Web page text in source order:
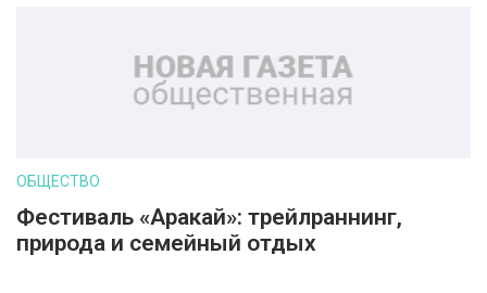
ОБЩЕСТВО
Фестиваль «Аракай»: трейлраннинг,
природа и семейный отдых